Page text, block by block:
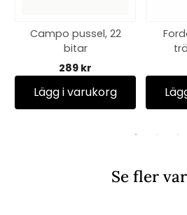
Campo pussel, 22
bitar
289 kr
Lägg i varukorg
Se fler